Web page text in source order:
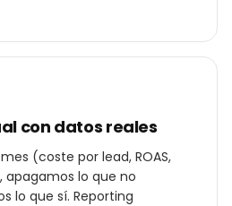
con datos reales
(coste por lead, ROAS,
apagamos lo que no
lo que sí. Reporting